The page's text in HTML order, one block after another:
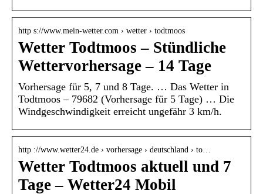
http s://www.mein-wetter.com › wetter › todtmoos
Wetter Todtmoos – Stündliche
Wettervorhersage – 14 Tage
Vorhersage für 5, 7 und 8 Tage. … Das Wetter in
Todtmoos – 79682 (Vorhersage für 5 Tage) … Die
Windgeschwindigkeit erreicht ungefähr 3 km/h.
http ://www.wetter24.de › vorhersage › deutschland › to…
Wetter Todtmoos aktuell und 7
Tage – Wetter24 Mobil